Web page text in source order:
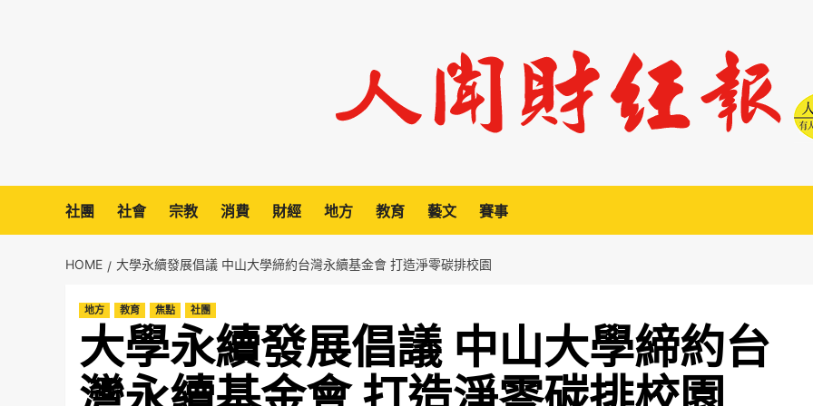
社團 社會 宗教 消費 財經 地方 教育 藝文 賽事
HOME 大學永續發展倡議 中山大學締約台灣永續基金會 打造淨零碳排校園
地方 教育 焦點 社團
大學永續發展倡議 中山大學締約台